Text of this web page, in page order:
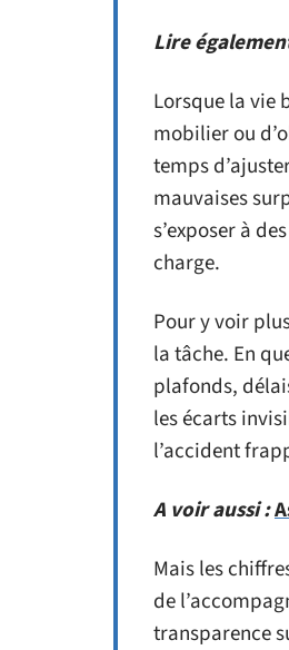
Lire
Lorsque la vie
mobilier ou
temps
mauvaises
s’exposer à
charge.
Pour y voir
la tâche. En
plafonds,
les écarts
l’accident
A voir aussi :
Mais les
de
transparence